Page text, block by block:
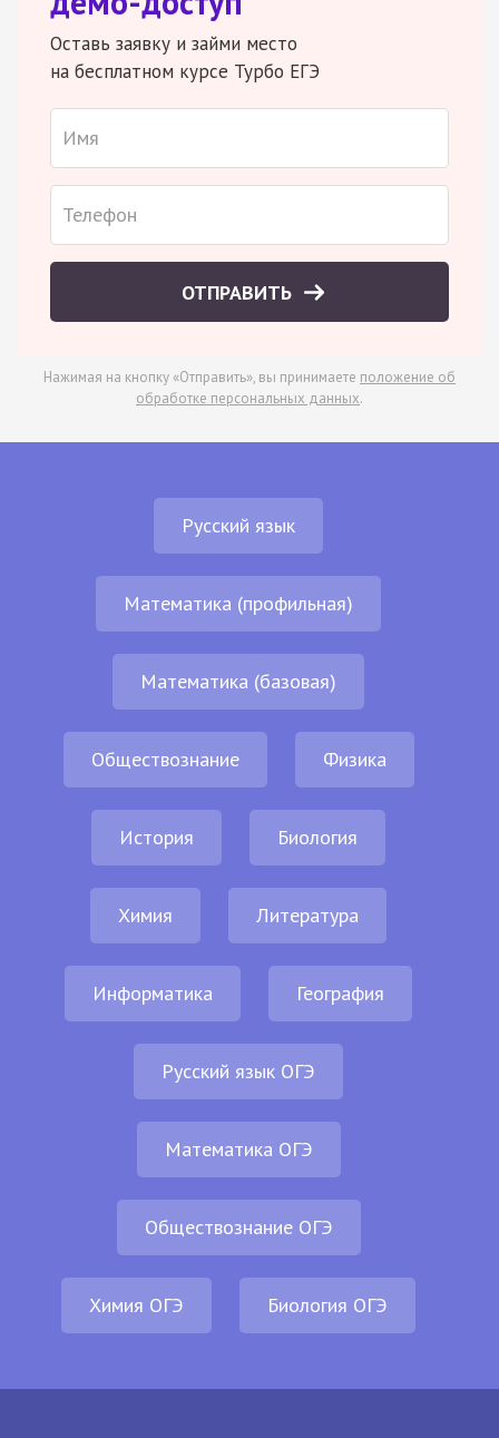
Оставь заявку и займи место
на бесплатном курсе Турбо ЕГЭ
ОТПРАВИТЬ
Нажимая на кнопку «Отправить», вы принимаете положение об
обработке персональных данных.
Русский язык
Математика (профильная)
Математика (базовая)
Обществознание Физика
История Биология
Химия Литература
Информатика География
Русский язык ОГЭ
Математика ОГЭ
Обществознание ОГЭ
Химия ОГЭ Биология ОГЭ